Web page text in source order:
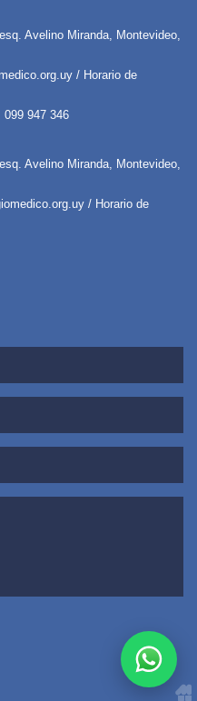
Avelino Miranda, Montevideo,
/ Horario de
099 947 346
Avelino Miranda, Montevideo,
/ Horario de